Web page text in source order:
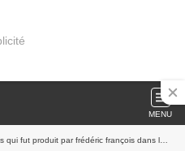
MENU
françois dans les années 1970 et qui est très populaire au canada